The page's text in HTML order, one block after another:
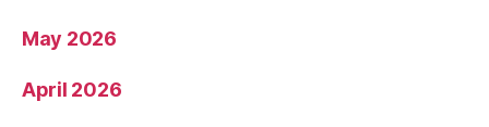
May 2026
April 2026